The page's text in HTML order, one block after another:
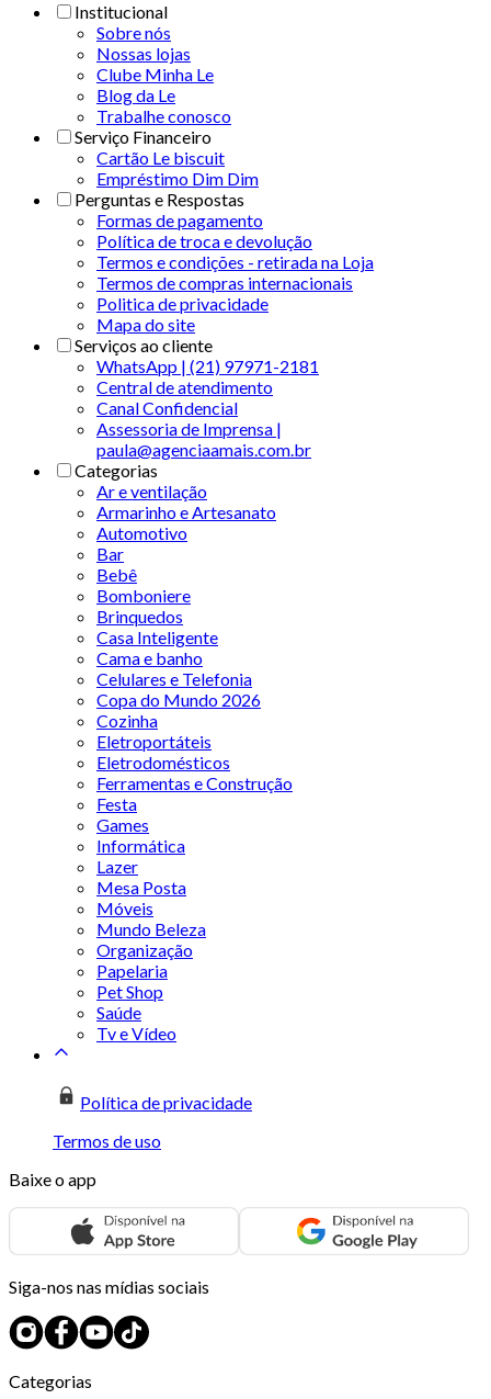
Institucional
Sobre nós
Nossas lojas
Clube Minha Le
Blog da Le
Trabalhe conosco
Serviço Financeiro
Cartão Le biscuit
Empréstimo Dim Dim
Perguntas e Respostas
Formas de pagamento
Política de troca e devolução
Termos e condições - retirada na Loja
Termos de compras internacionais
Politica de privacidade
Mapa do site
Serviços ao cliente
WhatsApp | (21) 97971-2181
Central de atendimento
Canal Confidencial
Assessoria de Imprensa |
paula@agenciaamais.com.br
Categorias
Ar e ventilação
Armarinho e Artesanato
Automotivo
Bar
Bebê
Bomboniere
Brinquedos
Casa Inteligente
Cama e banho
Celulares e Telefonia
Copa do Mundo 2026
Cozinha
Eletroportáteis
Eletrodomésticos
Ferramentas e Construção
Festa
Games
Informática
Lazer
Mesa Posta
Móveis
Mundo Beleza
Organização
Papelaria
Pet Shop
Saúde
Tv e Vídeo
Política de privacidade
Termos de uso
Baixe o app
Siga-nos nas mídias sociais
Categorias